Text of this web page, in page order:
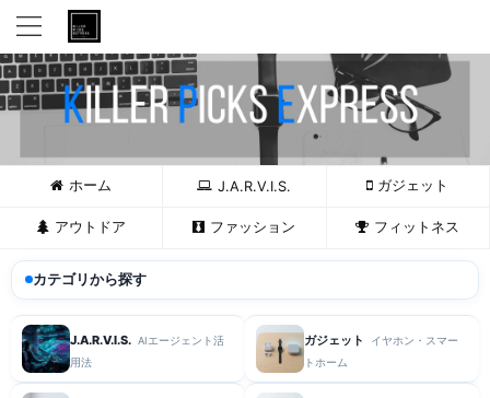
ホーム J.A.R.V.I.S. ガジェット
アウトドア ファッション フィットネス
カテゴリから探す
J.A.R.V.I.S. AIエージェント活
用法
ガジェット
イヤホン・スマー
トホーム